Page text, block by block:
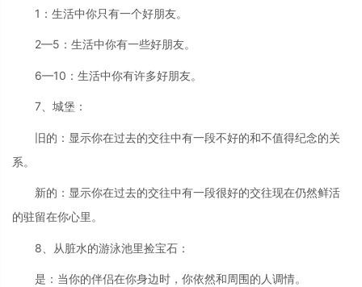
1：生活中你只有一个好朋友。
2—5：生活中你有一些好朋友。
6—10：生活中你有许多好朋友。
7、城堡：
旧的：显示你在过去的交往中有一段不好的和不值得纪念的关
系。
新的：显示你在过去的交往中有一段很好的交往现在仍然鲜活
的驻留在你心里。
8、从脏水的游泳池里捡宝石：
是：当你的伴侣在你身边时，你依然和周围的人调情。